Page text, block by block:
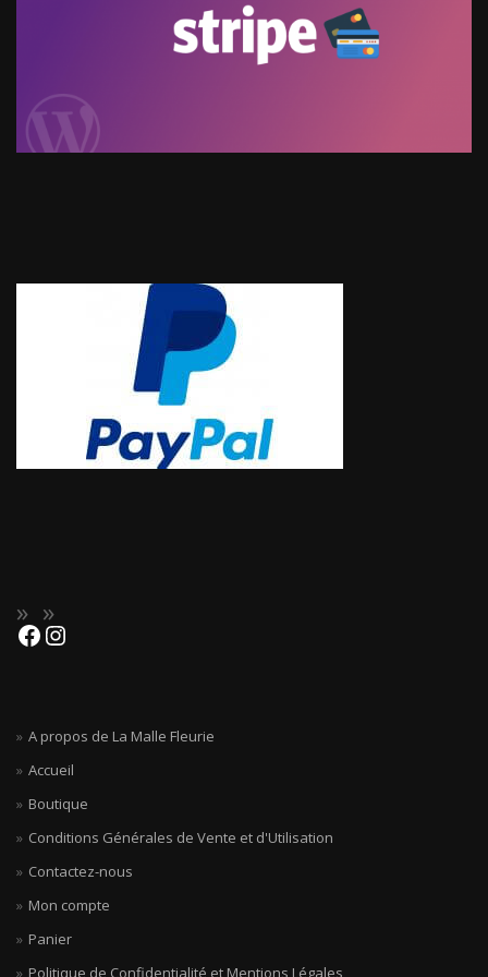
A propos de La Malle Fleurie
Accueil
Boutique
Conditions Générales de Vente et d'Utilisation
Contactez-nous
Mon compte
Panier
Politique de Confidentialité et Mentions Légales